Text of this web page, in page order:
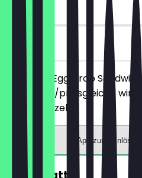
90 Tage
vor Ort
Bestelle 2 Egg Drop
günstigere/preisgleiche
Vorort Verzehr!
App zum